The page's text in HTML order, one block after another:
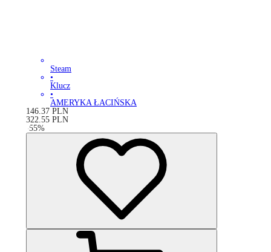
Steam
•
Klucz
•
AMERYKA ŁACIŃSKA
146.37 PLN
322.55 PLN
-55%